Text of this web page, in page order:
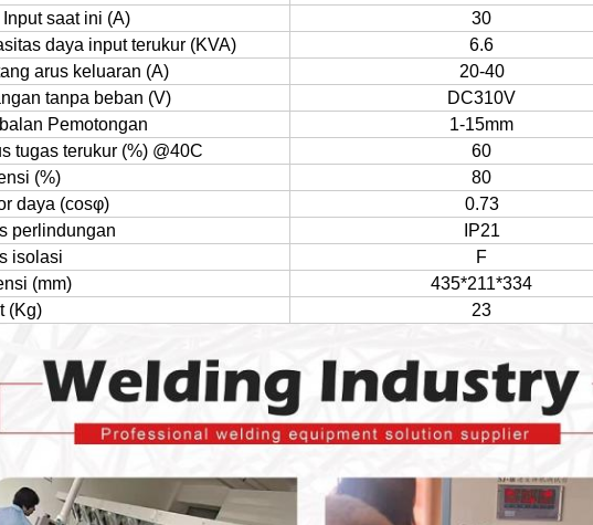
saat ini (A)
30
daya input terukur (KVA)
6.6
arus keluaran (A)
20-40
tanpa beban (V)
DC310V
Pemotongan
1-15mm
tugas terukur (%) @40C
60
(%)
80
daya (cosφ)
0.73
perlindungan
IP21
isolasi
F
(mm)
435*211*334
(Kg)
23